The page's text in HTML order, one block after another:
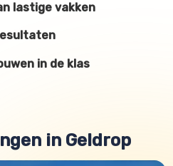
lastige vakken
in de klas
in Geldrop